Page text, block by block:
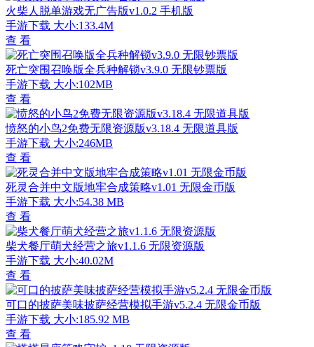
火柴人脱单游戏无广告版v1.0.2 手机版
手游下载 大小:133.4M
查 看
死亡突围召唤版全兵种解锁v3.9.0 无限钞票版
手游下载 大小:102MB
查 看
愤怒的小鸟2免费无限资源版v3.18.4 无限道具版
手游下载 大小:246MB
查 看
死灵合并中文版地牢合成策略v1.01 无限金币版
手游下载 大小:54.38 MB
查 看
柴犬餐厅萌犬经营之旅v1.1.6 无限资源版
手游下载 大小:40.02M
查 看
可口的披萨美味披萨经营模拟手游v5.2.4 无限金币版
手游下载 大小:185.92 MB
查 看